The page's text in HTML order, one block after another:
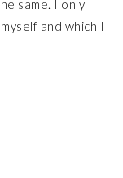
same. I only
and which I